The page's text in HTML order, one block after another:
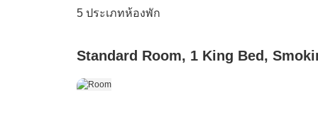
5 ประเภทห้องพัก
Standard Room, 1 King Bed,